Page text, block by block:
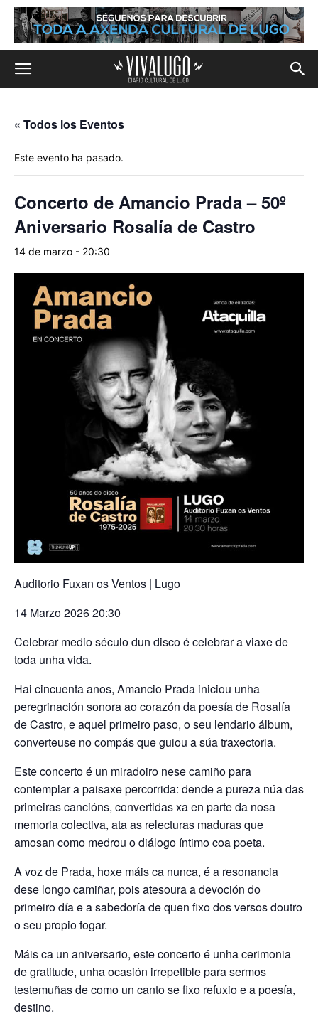
« Todos los Eventos
Este evento ha pasado.
Concerto de Amancio Prada – 50º
Aniversario Rosalía de Castro
14 de marzo - 20:30
Auditorio Fuxan os Ventos | Lugo
14 Marzo 2026 20:30
Celebrar medio século dun disco é celebrar a viaxe de
toda unha vida.
Hai cincuenta anos, Amancio Prada iniciou unha
peregrinación sonora ao corazón da poesía de Rosalía
de Castro, e aquel primeiro paso, o seu lendario álbum,
converteuse no compás que guiou a súa traxectoria.
Este concerto é un miradoiro nese camiño para
contemplar a paisaxe percorrida: dende a pureza núa das
primeiras cancións, convertidas xa en parte da nosa
memoria colectiva, ata as relecturas maduras que
amosan como medrou o diálogo íntimo coa poeta.
A voz de Prada, hoxe máis ca nunca, é a resonancia
dese longo camiñar, pois atesoura a devoción do
primeiro día e a sabedoría de quen fixo dos versos doutro
o seu propio fogar.
Máis ca un aniversario, este concerto é unha cerimonia
de gratitude, unha ocasión irrepetible para sermos
testemuñas de como un canto se fixo refuxio e a poesía,
destino.